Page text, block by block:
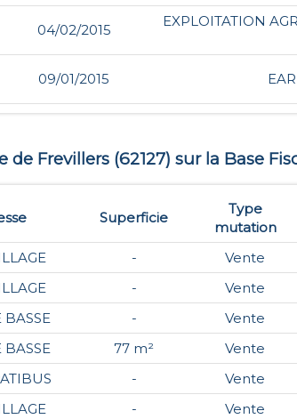
04/02/2015
EXPLOITATION
09/01/2015
de Frevillers(62127) sur la Base
Superficie
Type
mutation
- Vente
- Vente
BASSE - Vente
BASSE 77 m² Vente
- Vente
- Vente